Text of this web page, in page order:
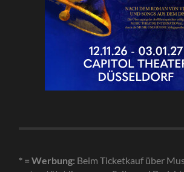
* = Werbung: Beim Ticketkauf über